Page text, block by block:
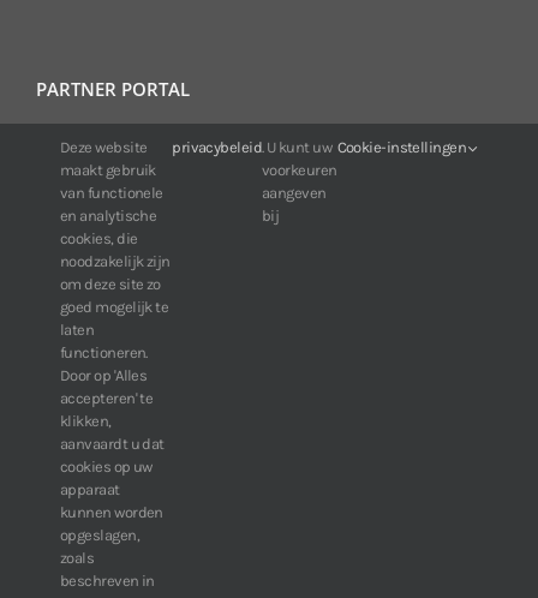
PARTNER PORTAL
For IDIS customers:
24/7 availability, anytime, anywhere.
Web:https://portal.idisglobal.solutions
TOP DOWNLOADS
Software IDIS Center V7.1.0
160.74 MB
Software IDIS Discovery V4.8.1
13.87 MB
» View more downloads
Deze website
maakt gebruik
van functionele
en analytische
cookies, die
noodzakelijk zijn
om deze site zo
goed mogelijk te
laten
functioneren.
Door op 'Alles
accepteren' te
klikken,
aanvaardt u dat
cookies op uw
apparaat
kunnen worden
opgeslagen,
zoals
beschreven in
privacybeleid. U kunt uw
voorkeuren
aangeven
bij
Cookie-instellingen